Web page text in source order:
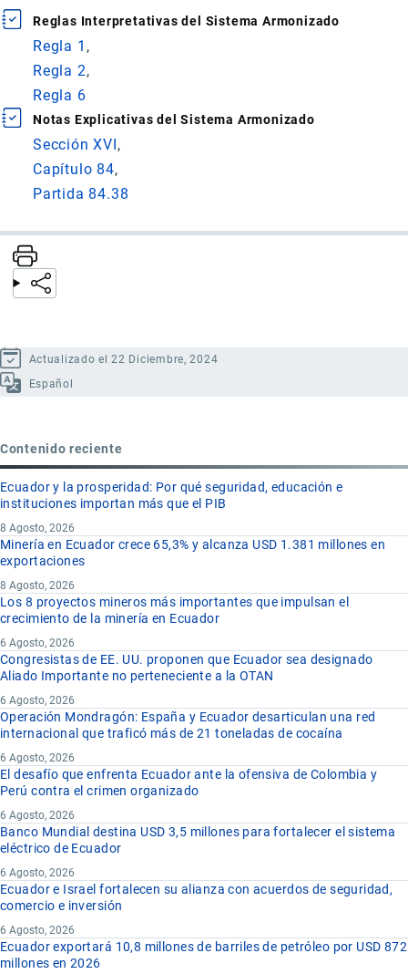
Reglas Interpretativas del Sistema Armonizado
Regla 1
Regla 2
Regla 6
Notas Explicativas del Sistema Armonizado
Sección XVI
Capítulo 84
Partida 84.38
Actualizado el 22 Diciembre, 2024
Español
Contenido reciente
Ecuador y la prosperidad: Por qué seguridad, educación e
instituciones importan más que el PIB
8 Agosto, 2026
Minería en Ecuador crece 65,3% y alcanza USD 1.381 millones en
exportaciones
8 Agosto, 2026
Los 8 proyectos mineros más importantes que impulsan el
crecimiento de la minería en Ecuador
6 Agosto, 2026
Congresistas de EE. UU. proponen que Ecuador sea designado
Aliado Importante no perteneciente a la OTAN
6 Agosto, 2026
Operación Mondragón: España y Ecuador desarticulan una red
internacional que traficó más de 21 toneladas de cocaína
6 Agosto, 2026
El desafío que enfrenta Ecuador ante la ofensiva de Colombia y
Perú contra el crimen organizado
6 Agosto, 2026
Banco Mundial destina USD 3,5 millones para fortalecer el sistema
eléctrico de Ecuador
6 Agosto, 2026
Ecuador e Israel fortalecen su alianza con acuerdos de seguridad,
comercio e inversión
6 Agosto, 2026
Ecuador exportará 10,8 millones de barriles de petróleo por USD 872
millones en 2026